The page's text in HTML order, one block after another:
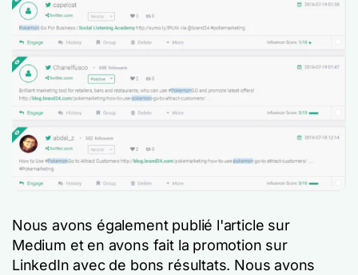
Nous avons également publié l'article sur
Medium et en avons fait la promotion sur
LinkedIn avec de bons résultats. Nous avons